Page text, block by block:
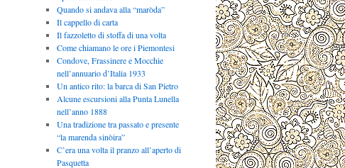
Quando si andava alla “maròda”
Il cappello di carta
Il fazzoletto di stoffa di una volta
Come chiamano le ore i Piemontesi
Condove, Frassinere e Mocchie
nell’annuario d’Italia 1933
Un antico rito: la barca di San Pietro
Alcune escursioni alla Punta Lunella
nell’anno 1888
Una tradizione tra passato e presente
“la marenda sinòira”
C’era una volta il pranzo all’aperto di
Pasquetta